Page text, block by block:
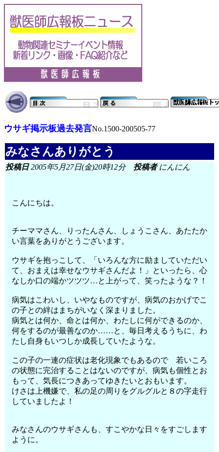
ウサギ掲示板過去発言No.1500-200505-77
みなさんありがとう
投稿日2005年5月27日(金)20時12分 投稿者にんにん
こんにちは。
チーママさん、りったんさん、しょうこさん、あたたか
い言葉をありがとうございます。
ウサギを抱っこして、「いろんな方に励ましていただい
て、おまえは幸せなウサギさんだよ！」といったら、心
なしか口の端かツツツ…と上がって、笑ったような？！
病気はこわいし、いやなものですが、病気のおかげでこ
の子との絆はまちがいなく深まりました。
病気とは何か、命とは何か、わたしに何ができるのか、
何をするのが最善なのか……と、毎日考えるうちに、わ
たし自身もいつしか成長していたような。
この子の一連の症状は老化現象でもあるので 若いころ
の状態に完治することはないのですが、病気も個性とお
もって、気長につきあってゆきたいとおもいます。
けさは上機嫌で、私の足の周りをグルグルと８の字走行
していましたよ！
みなさんのウサギさんも、すこやかな日々をすごします
ように。